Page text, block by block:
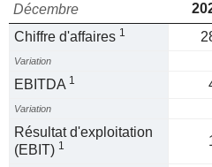
Décembre
Chiffre d'affaires 1
Variation
EBITDA 1
Variation
Résultat d'exploitation
(EBIT) 1